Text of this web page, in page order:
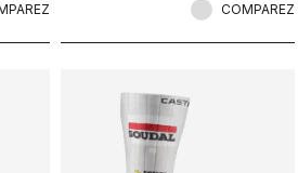
COMPAREZ